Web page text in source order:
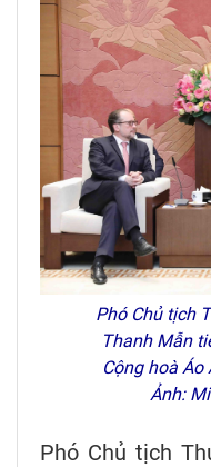
Phó Chủ tịch
Thanh Mẫn
Cộng hoà Áo
Ảnh:
Phó Chủ tịch